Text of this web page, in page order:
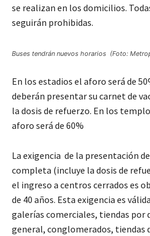
se realizan en los domicilios.
seguirán prohibidas.
Buses tendrán nuevos horarios (Foto:
En los estadios el aforo será de
deberán presentar su carnet de
la dosis de refuerzo. En los
aforo será de 60%
La exigencia de la presentación
completa (incluye la dosis de
el ingreso a centros cerrados es
de 40 años. Esta exigencia es
galerías comerciales, tiendas
general, conglomerados, tiendas